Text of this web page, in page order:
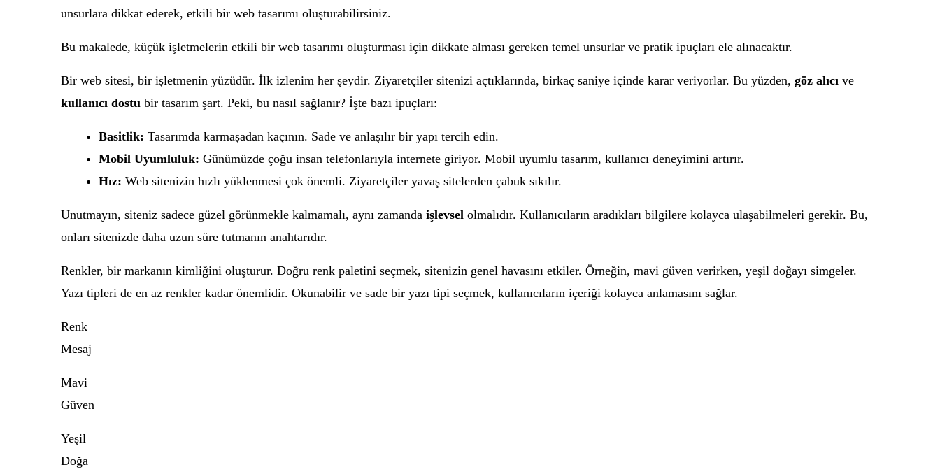
unsurlara dikkat ederek, etkili bir web tasarımı oluşturabilirsiniz.
Bu makalede, küçük işletmelerin etkili bir web tasarımı oluşturması için dikkate alması gereken temel unsurlar ve pratik ipuçları ele alınacaktır.
Bir web sitesi, bir işletmenin yüzüdür. İlk izlenim her şeydir. Ziyaretçiler sitenizi açtıklarında, birkaç saniye içinde karar veriyorlar. Bu yüzden, göz alıcı ve
kullanıcı dostu bir tasarım şart. Peki, bu nasıl sağlanır? İşte bazı ipuçları:
Basitlik: Tasarımda karmaşadan kaçının. Sade ve anlaşılır bir yapı tercih edin.
Mobil Uyumluluk: Günümüzde çoğu insan telefonlarıyla internete giriyor. Mobil uyumlu tasarım, kullanıcı deneyimini artırır.
Hız: Web sitenizin hızlı yüklenmesi çok önemli. Ziyaretçiler yavaş sitelerden çabuk sıkılır.
Unutmayın, siteniz sadece güzel görünmekle kalmamalı, aynı zamanda işlevsel olmalıdır. Kullanıcıların aradıkları bilgilere kolayca ulaşabilmeleri gerekir. Bu,
onları sitenizde daha uzun süre tutmanın anahtarıdır.
Renkler, bir markanın kimliğini oluşturur. Doğru renk paletini seçmek, sitenizin genel havasını etkiler. Örneğin, mavi güven verirken, yeşil doğayı simgeler.
Yazı tipleri de en az renkler kadar önemlidir. Okunabilir ve sade bir yazı tipi seçmek, kullanıcıların içeriği kolayca anlamasını sağlar.
Renk
Mesaj
Mavi
Güven
Yeşil
Doğa